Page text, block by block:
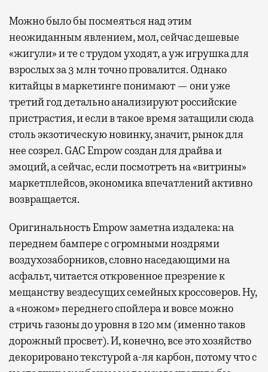
Можно было бы посмеяться над этим
неожиданным явлением, мол, сейчас дешевые
«жигули» и те с трудом уходят, а уж игрушка для
взрослых за 3 млн точно провалится. Однако
китайцы в маркетинге понимают — они уже
третий год детально анализируют российские
пристрастия, и если в такое время затащили сюда
столь экзотическую новинку, значит, рынок для
нее созрел. GAC Empow создан для драйва и
эмоций, а сейчас, если посмотреть на «витрины»
маркетплейсов, экономика впечатлений активно
возвращается.
Оригинальность Empow заметна издалека: на
переднем бампере с огромными ноздрями
воздухозаборников, словно наседающими на
асфальт, читается откровенное презрение к
мещанству вездесущих семейных кроссоверов. Ну,
а «ножом» переднего спойлера и вовсе можно
стричь газоны до уровня в 120 мм (именно таков
дорожный просвет). И, конечно, все это хозяйство
декорировано текстурой а-ля карбон, потому что с